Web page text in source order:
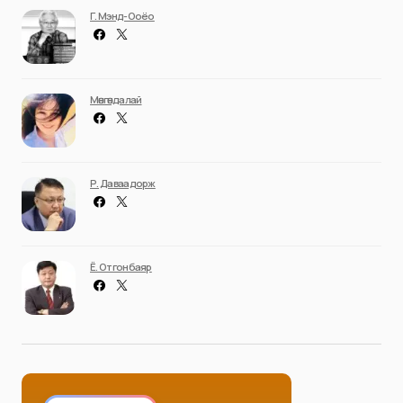
Г. Мэнд-Ооёо
Мөнгөндалай
Р. Даваадорж
Ё. Отгонбаяр